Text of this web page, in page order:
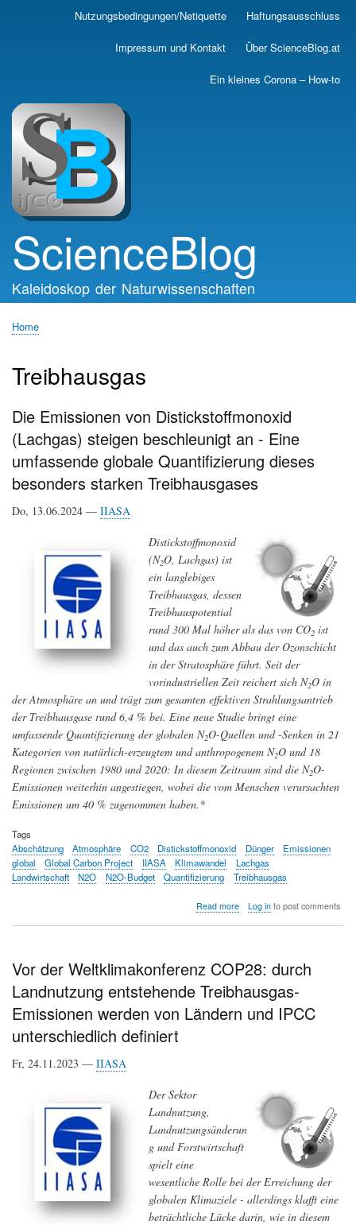
Skip
main
Nutzungsbedingungen/Netiquette Haftungsausschluss
Impressum und Kontakt Über ScienceBlog.at
Ein kleines Corona – How-to
ScienceBlog
Kaleidoskop der Naturwissenschaften
Home
Treibhausgas
Die Emissionen von Distickstoffmonoxid
(Lachgas) steigen beschleunigt an - Eine
umfassende globale Quantifizierung dieses
besonders starken Treibhausgases
Do, 13.06.2024 — IIASA
Distickstoffmonoxid
(N2O, Lachgas) ist
ein langlebiges
Treibhausgas, dessen
Treibhauspotential
rund 300 Mal höher als das von CO2 ist
und das auch zum Abbau der Ozonschicht
in der Stratosphäre führt. Seit der
vorindustriellen Zeit reichert sich N2O in
der Atmosphäre an und trägt zum gesamten effektiven Strahlungsantrieb
der Treibhausgase rund 6,4 % bei. Eine neue Studie bringt eine
umfassende Quantifizierung der globalen N2O-Quellen und -Senken in 21
Kategorien von natürlich-erzeugtem und anthropogenem N2O und 18
Regionen zwischen 1980 und 2020: In diesem Zeitraum sind die N2O-
Emissionen weiterhin angestiegen, wobei die vom Menschen verursachten
Emissionen um 40 % zugenommen haben.*
Tags
Abschätzung
Atmosphäre CO2 Distickstoffmonoxid Dünger
Emissionen
global
Global Carbon Project IIASA Klimawandel
Lachgas
Landwirtschaft
N2O N2O-Budget Quantifizierung Treibhausgas
Read moreabout
(Lachgas)
beschleunigt
an
besonders
starken
Treibhausgases
Log into post comments
Vor der Weltklimakonferenz COP28: durch
Landnutzung entstehende Treibhausgas-
Emissionen werden von Ländern und IPCC
unterschiedlich definiert
Fr, 24.11.2023 — IIASA
Der Sektor
Landnutzung,
Landnutzungsänderun
g und Forstwirtschaft
spielt eine
wesentliche Rolle bei der Erreichung der
globalen Klimaziele - allerdings klafft eine
beträchtliche Lücke darin, wie in diesem